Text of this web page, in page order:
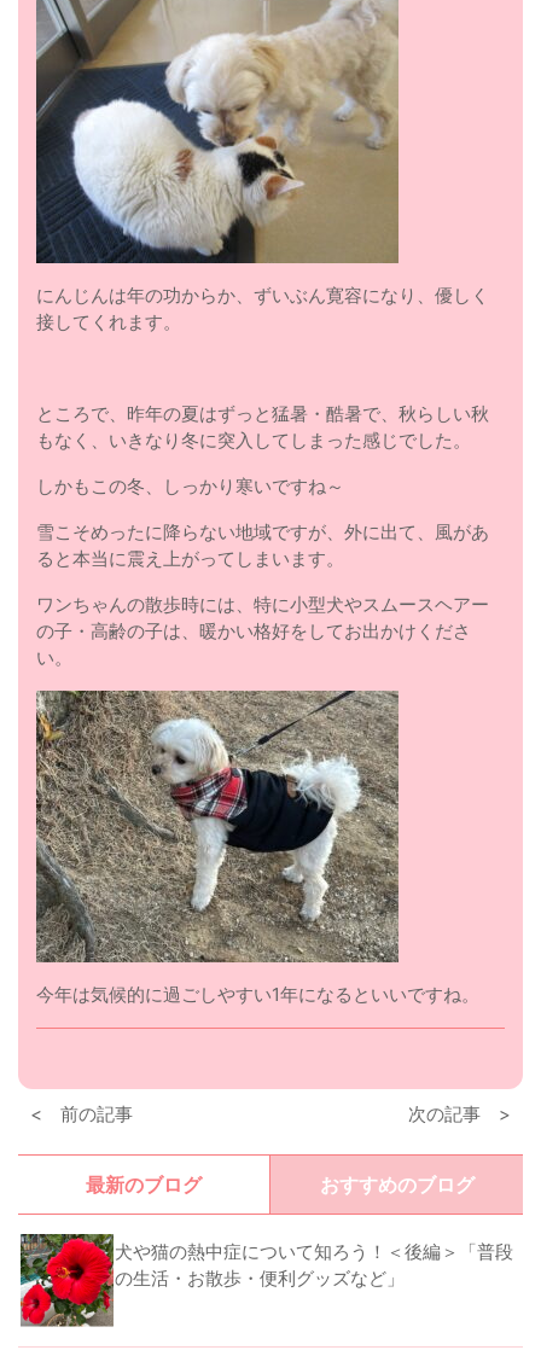
にんじんは年の功からか、ずいぶん寛容になり、優しく
接してくれます。
ところで、昨年の夏はずっと猛暑・酷暑で、秋らしい秋
もなく、いきなり冬に突入してしまった感じでした。
しかもこの冬、しっかり寒いですね～
雪こそめったに降らない地域ですが、外に出て、風があ
ると本当に震え上がってしまいます。
ワンちゃんの散歩時には、特に小型犬やスムースヘアー
の子・高齢の子は、暖かい格好をしてお出かけくださ
い。
今年は気候的に過ごしやすい1年になるといいですね。
< 前の記事 次の記事 >
最新のブログ おすすめのブログ
犬や猫の熱中症について知ろう！＜後編＞「普段
の生活・お散歩・便利グッズなど」